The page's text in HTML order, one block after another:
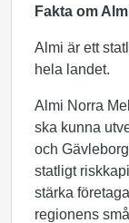
Fakta om
Almi är ett
hela landet.
Almi Norra
ska kunna
och
statligt
stärka
regionens